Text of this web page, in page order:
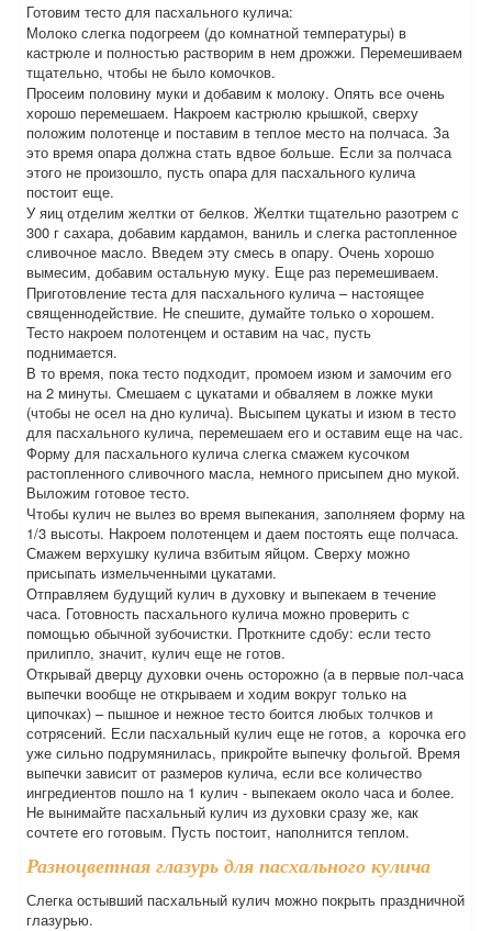
Готовим тесто для пасхального кулича:
Молоко слегка подогреем (до комнатной температуры) в
кастрюле и полностью растворим в нем дрожжи. Перемешиваем
тщательно, чтобы не было комочков.
Просеим половину муки и добавим к молоку. Опять все очень
хорошо перемешаем. Накроем кастрюлю крышкой, сверху
положим полотенце и поставим в теплое место на полчаса. За
это время опара должна стать вдвое больше. Если за полчаса
этого не произошло, пусть опара для пасхального кулича
постоит еще.
У яиц отделим желтки от белков. Желтки тщательно разотрем с
300 г сахара, добавим кардамон, ваниль и слегка растопленное
сливочное масло. Введем эту смесь в опару. Очень хорошо
вымесим, добавим остальную муку. Еще раз перемешиваем.
Приготовление теста для пасхального кулича – настоящее
священнодействие. Не спешите, думайте только о хорошем.
Тесто накроем полотенцем и оставим на час, пусть
поднимается.
В то время, пока тесто подходит, промоем изюм и замочим его
на 2 минуты. Смешаем с цукатами и обваляем в ложке муки
(чтобы не осел на дно кулича). Высыпем цукаты и изюм в тесто
для пасхального кулича, перемешаем его и оставим еще на час.
Форму для пасхального кулича слегка смажем кусочком
растопленного сливочного масла, немного присыпем дно мукой.
Выложим готовое тесто.
Чтобы кулич не вылез во время выпекания, заполняем форму на
1/3 высоты. Накроем полотенцем и даем постоять еще полчаса.
Смажем верхушку кулича взбитым яйцом. Сверху можно
присыпать измельченными цукатами.
Отправляем будущий кулич в духовку и выпекаем в течение
часа. Готовность пасхального кулича можно проверить с
помощью обычной зубочистки. Проткните сдобу: если тесто
прилипло, значит, кулич еще не готов.
Открывай дверцу духовки очень осторожно (а в первые пол-часа
выпечки вообще не открываем и ходим вокруг только на
ципочках) – пышное и нежное тесто боится любых толчков и
сотрясений. Если пасхальный кулич еще не готов, а корочка его
уже сильно подрумянилась, прикройте выпечку фольгой. Время
выпечки зависит от размеров кулича, если все количество
ингредиентов пошло на 1 кулич - выпекаем около часа и более.
Не вынимайте пасхальный кулич из духовки сразу же, как
сочтете его готовым. Пусть постоит, наполнится теплом.
Разноцветная глазурь для пасхального кулича
Слегка остывший пасхальный кулич можно покрыть праздничной
глазурью.